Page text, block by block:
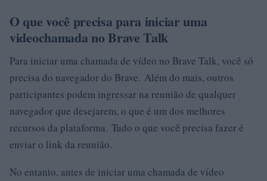
O que você precisa para iniciar uma
videochamada no Brave Talk
Para iniciar uma chamada de vídeo no Brave Talk, você só
precisa do navegador do Brave. Além do mais, outros
participantes podem ingressar na reunião de qualquer
navegador que desejarem, o que é um dos melhores
recursos da plataforma. Tudo o que você precisa fazer é
enviar o link da reunião.
No entanto, antes de iniciar uma chamada de vídeo